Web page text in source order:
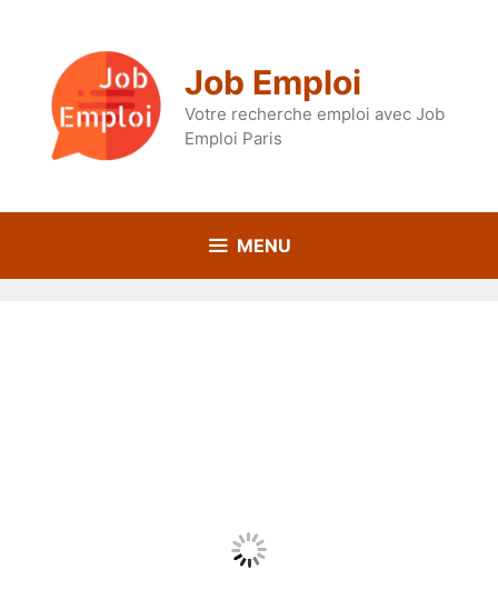
Job Emploi
Votre recherche emploi avec Job
Emploi Paris
MENU